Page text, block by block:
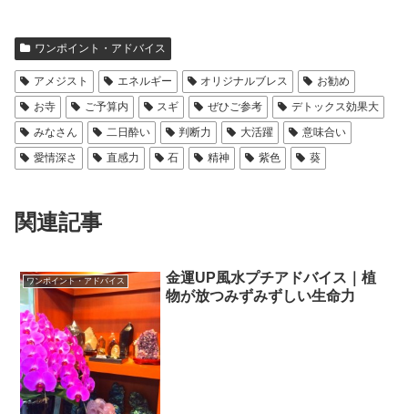
ワンポイント・アドバイス
アメジスト エネルギー オリジナルブレス
お勧め
お寺
ご予算内 スギ ぜひご参考
デトックス効果大
みなさん
二日酔い 判断力 大活躍
意味合い
愛情深さ
直感力 石 精神 紫色 葵
関連記事
ワンポイント・アドバイス
金運UP風水プチアドバイス｜植
物が放つみずみずしい生命力